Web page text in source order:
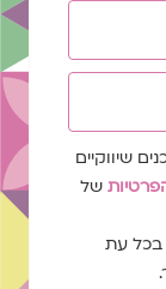
שיווקיים
של
בכל עת